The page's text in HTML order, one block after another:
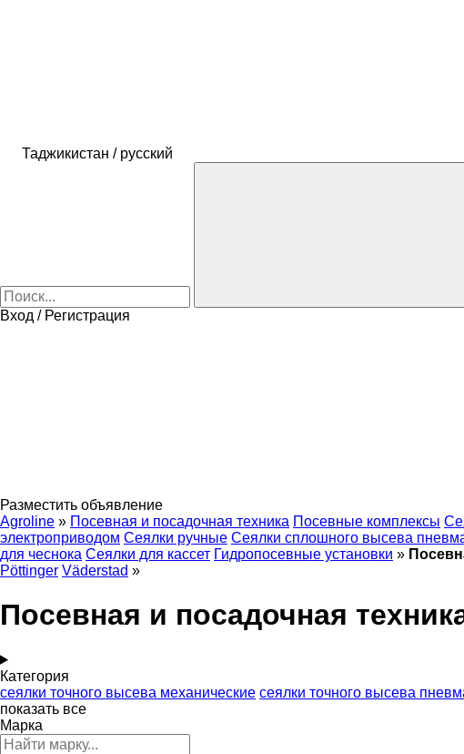
Таджикистан / русский
Вход / Регистрация
Разместить объявление
Agroline » Посевная и посадочная техника Посевные комплексы
электроприводом Сеялки ручные Сеялки сплошного высева
для чеснока Сеялки для кассет Гидропосевные установки »
Pöttinger Väderstad »
Посевная и посадочная
Категория
сеялки точного высева механические сеялки точного высева
показать все
Марка